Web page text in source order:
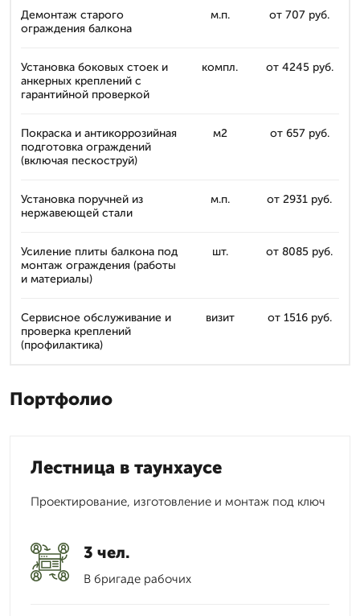
Демонтаж старого
ограждения балкона
м.п. от 707 руб.
Установка боковых стоек и
анкерных креплений с
гарантийной проверкой
компл. от 4245 руб.
Покраска и антикоррозийная
подготовка ограждений
(включая пескоструй)
м2 от 657 руб.
Установка поручней из
нержавеющей стали
м.п. от 2931 руб.
Усиление плиты балкона под
монтаж ограждения (работы
и материалы)
шт. от 8085 руб.
Сервисное обслуживание и
проверка креплений
(профилактика)
визит от 1516 руб.
Портфолио
Лестница в таунхаусе
Проектирование, изготовление и монтаж под ключ
3 чел.
В бригаде рабочих